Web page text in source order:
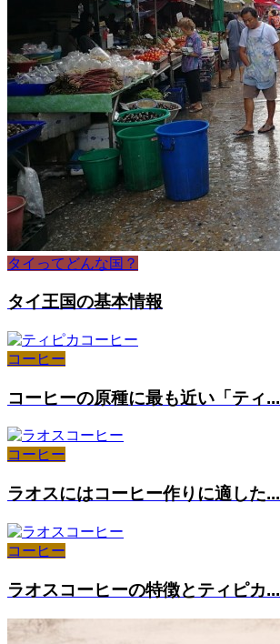
タイってどんな国？
タイ王国の基本情報
コーヒー
コーヒーの原種に最も近い「ティ...
コーヒー
ラオスにはコーヒー作りに適した...
コーヒー
ラオスコーヒーの特徴とティピカ...